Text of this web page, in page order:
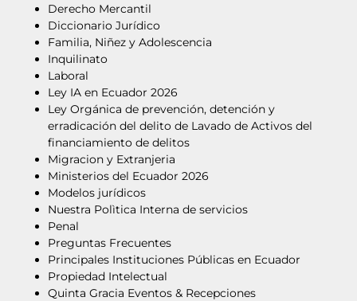
Derecho Mercantil
Diccionario Jurídico
Familia, Niñez y Adolescencia
Inquilinato
Laboral
Ley IA en Ecuador 2026
Ley Orgánica de prevención, detención y
erradicación del delito de Lavado de Activos del
financiamiento de delitos
Migracion y Extranjeria
Ministerios del Ecuador 2026
Modelos jurídicos
Nuestra Polìtica Interna de servicios
Penal
Preguntas Frecuentes
Principales Instituciones Públicas en Ecuador
Propiedad Intelectual
Quinta Gracia Eventos & Recepciones